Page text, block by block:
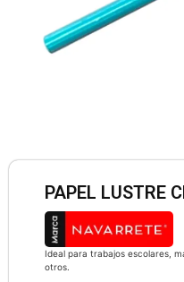
PAPEL LUSTRE
Ideal para trabajos escolares,
otros.